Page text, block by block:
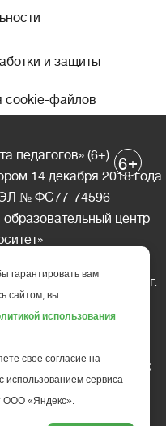
и защиты
cookie-файлов
педагогов» (6+)
14 декабря 2018 года
ЭЛ № ФС77-74596
центр
Республика Карелия, г.
д.10, офис 211
(499) 685-10-45
допускается только c
редакции
обязательна.
6+
гарантировать вам
сайтом, вы
использования
свое согласие на
использованием сервиса
ООО «Яндекс».